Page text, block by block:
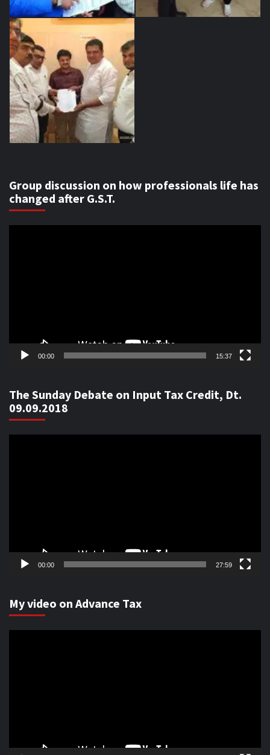
Group discussion on how professionals life has
changed after G.S.T.
00:00 15:37
The Sunday Debate on Input Tax Credit, Dt.
09.09.2018
00:00 27:59
My video on Advance Tax